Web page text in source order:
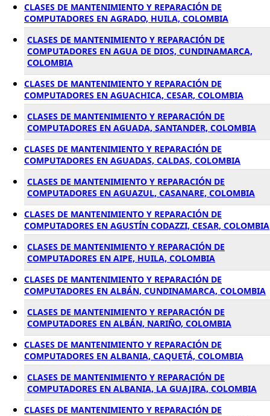
CLASES DE MANTENIMIENTO Y REPARACIÓN DE
COMPUTADORES EN AGRADO, HUILA, COLOMBIA
CLASES DE MANTENIMIENTO Y REPARACIÓN DE
COMPUTADORES EN AGUA DE DIOS, CUNDINAMARCA,
COLOMBIA
CLASES DE MANTENIMIENTO Y REPARACIÓN DE
COMPUTADORES EN AGUACHICA, CESAR, COLOMBIA
CLASES DE MANTENIMIENTO Y REPARACIÓN DE
COMPUTADORES EN AGUADA, SANTANDER, COLOMBIA
CLASES DE MANTENIMIENTO Y REPARACIÓN DE
COMPUTADORES EN AGUADAS, CALDAS, COLOMBIA
CLASES DE MANTENIMIENTO Y REPARACIÓN DE
COMPUTADORES EN AGUAZUL, CASANARE, COLOMBIA
CLASES DE MANTENIMIENTO Y REPARACIÓN DE
COMPUTADORES EN AGUSTÍN CODAZZI, CESAR, COLOMBIA
CLASES DE MANTENIMIENTO Y REPARACIÓN DE
COMPUTADORES EN AIPE, HUILA, COLOMBIA
CLASES DE MANTENIMIENTO Y REPARACIÓN DE
COMPUTADORES EN ALBÁN, CUNDINAMARCA, COLOMBIA
CLASES DE MANTENIMIENTO Y REPARACIÓN DE
COMPUTADORES EN ALBÁN, NARIÑO, COLOMBIA
CLASES DE MANTENIMIENTO Y REPARACIÓN DE
COMPUTADORES EN ALBANIA, CAQUETÁ, COLOMBIA
CLASES DE MANTENIMIENTO Y REPARACIÓN DE
COMPUTADORES EN ALBANIA, LA GUAJIRA, COLOMBIA
CLASES DE MANTENIMIENTO Y REPARACIÓN DE